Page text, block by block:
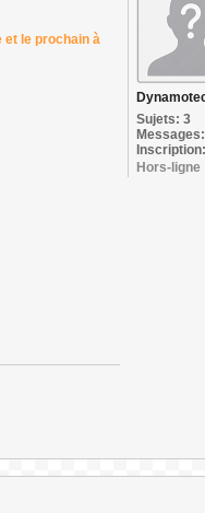
et le prochain à
Sujets: 3
Hors-ligne